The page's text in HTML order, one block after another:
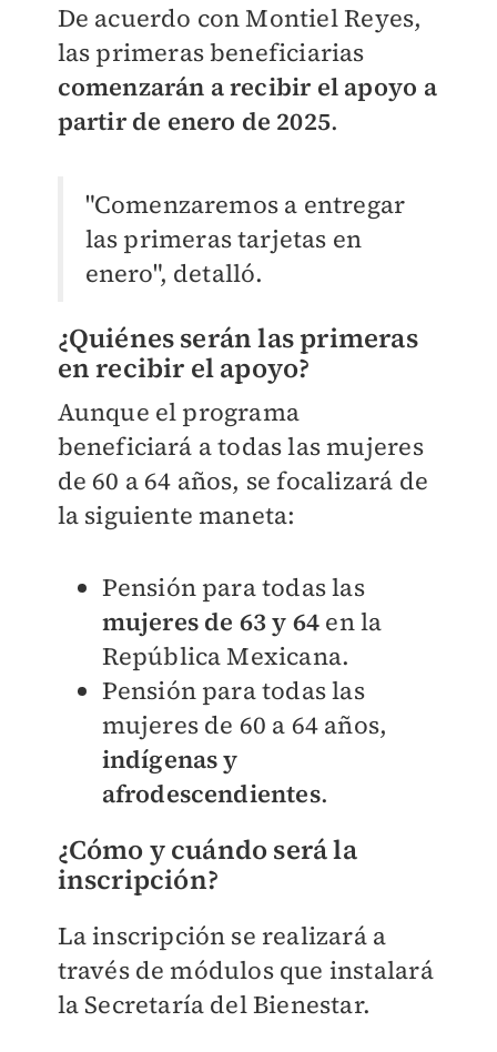
De acuerdo con Montiel Reyes,
las primeras beneficiarias
comenzarán a recibir el apoyo a
partir de enero de 2025.
"Comenzaremos a entregar
las primeras tarjetas en
enero", detalló.
¿Quiénes serán las primeras
en recibir el apoyo?
Aunque el programa
beneficiará a todas las mujeres
de 60 a 64 años, se focalizará de
la siguiente maneta:
Pensión para todas las
mujeres de 63 y 64 en la
República Mexicana.
Pensión para todas las
mujeres de 60 a 64 años,
indígenas y
afrodescendientes.
¿Cómo y cuándo será la
inscripción?
La inscripción se realizará a
través de módulos que instalará
la Secretaría del Bienestar.